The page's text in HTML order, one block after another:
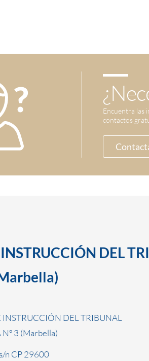
Encuentra las
contactos
DEL
INSTRUCCIÓN DEL TRIBUNAL
3 (Marbella)
n CP 29600